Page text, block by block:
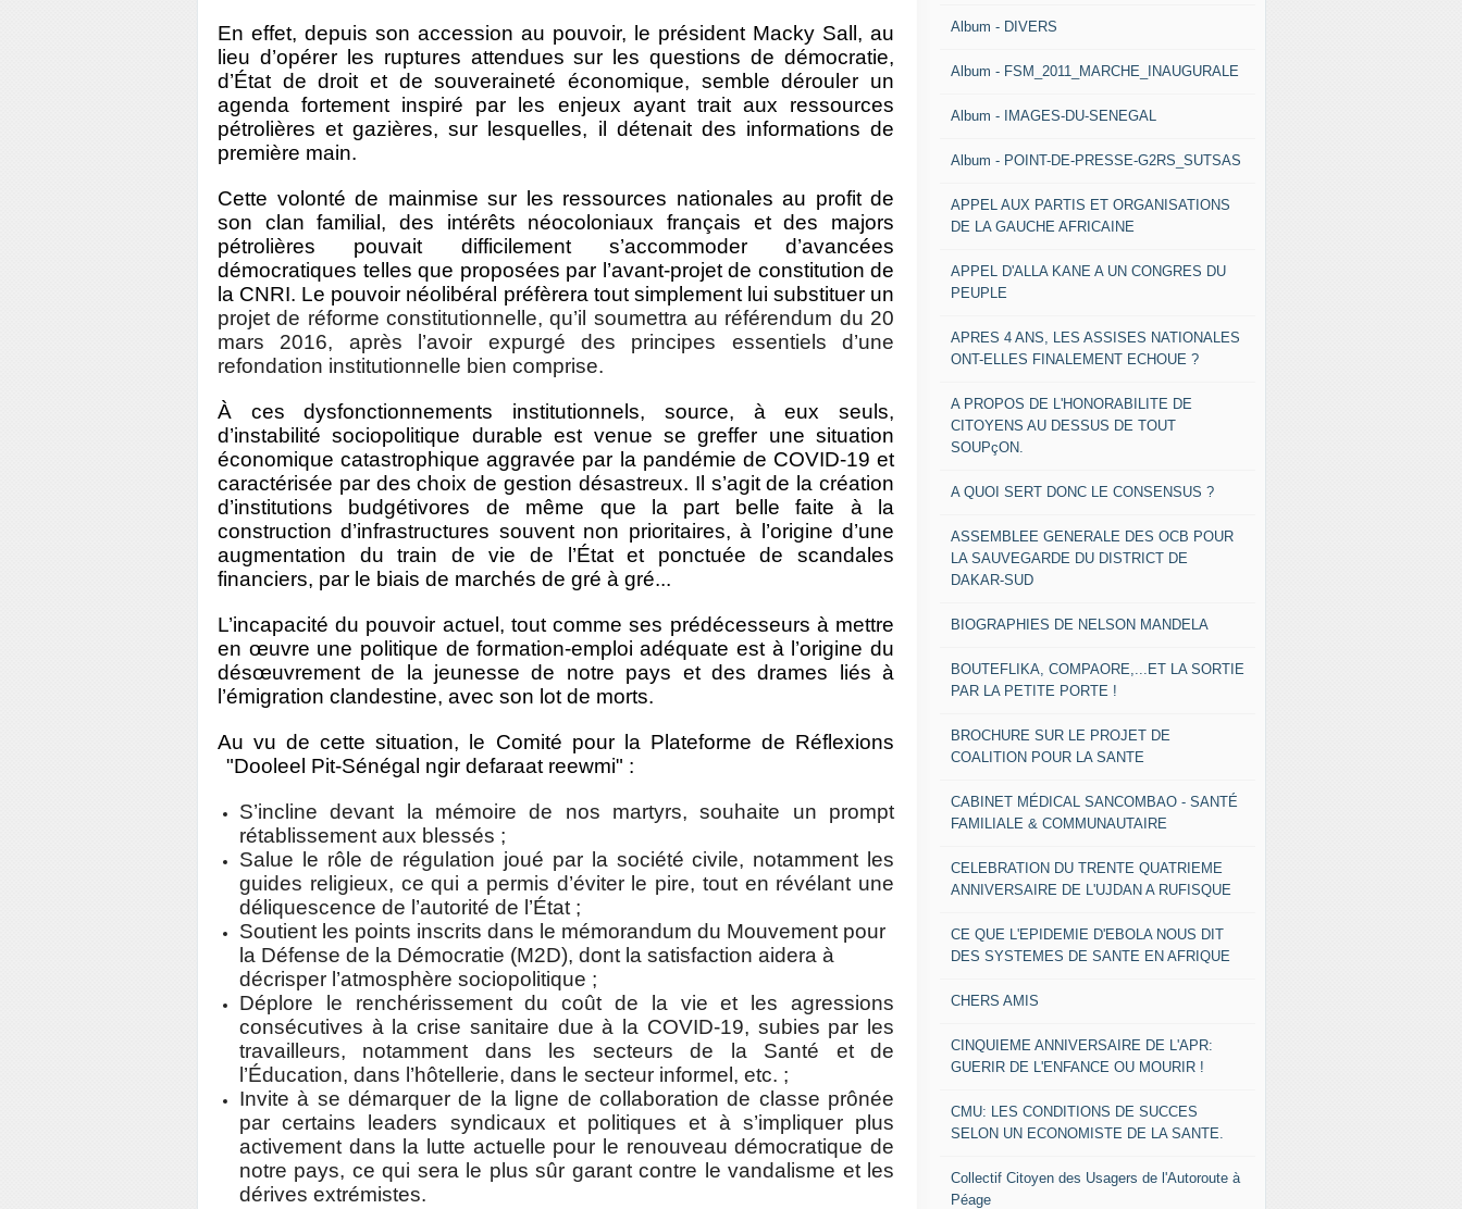
En effet, depuis son accession au pouvoir, le président Macky Sall, au
lieu d’opérer les ruptures attendues sur les questions de démocratie,
d’État de droit et de souveraineté économique, semble dérouler un
agenda fortement inspiré par les enjeux ayant trait aux ressources
pétrolières et gazières, sur lesquelles, il détenait des informations de
première main.
Cette volonté de mainmise sur les ressources nationales au profit de
son clan familial, des intérêts néocoloniaux français et des majors
pétrolières pouvait difficilement s’accommoder d’avancées
démocratiques telles que proposées par l’avant-projet de constitution de
la CNRI. Le pouvoir néolibéral préfèrera tout simplement lui substituer un
projet de réforme constitutionnelle, qu’il soumettra au référendum du 20
mars 2016, après l’avoir expurgé des principes essentiels d’une
refondation institutionnelle bien comprise.
À ces dysfonctionnements institutionnels, source, à eux seuls,
d’instabilité sociopolitique durable est venue se greffer une situation
économique catastrophique aggravée par la pandémie de COVID-19 et
caractérisée par des choix de gestion désastreux. Il s’agit de la création
d’institutions budgétivores de même que la part belle faite à la
construction d’infrastructures souvent non prioritaires, à l’origine d’une
augmentation du train de vie de l’État et ponctuée de scandales
financiers, par le biais de marchés de gré à gré...
L’incapacité du pouvoir actuel, tout comme ses prédécesseurs à mettre
en œuvre une politique de formation-emploi adéquate est à l’origine du
désœuvrement de la jeunesse de notre pays et des drames liés à
l’émigration clandestine, avec son lot de morts.
Au vu de cette situation, le Comité pour la Plateforme de Réflexions
"Dooleel Pit-Sénégal ngir defaraat reewmi" :
S’incline devant la mémoire de nos martyrs, souhaite un prompt
rétablissement aux blessés ;
Salue le rôle de régulation joué par la société civile, notamment les
guides religieux, ce qui a permis d’éviter le pire, tout en révélant une
déliquescence de l’autorité de l’État ;
Soutient les points inscrits dans le mémorandum du Mouvement pour
la Défense de la Démocratie (M2D), dont la satisfaction aidera à
décrisper l’atmosphère sociopolitique ;
Déplore le renchérissement du coût de la vie et les agressions
consécutives à la crise sanitaire due à la COVID-19, subies par les
travailleurs, notamment dans les secteurs de la Santé et de
l’Éducation, dans l’hôtellerie, dans le secteur informel, etc. ;
Invite à se démarquer de la ligne de collaboration de classe prônée
par certains leaders syndicaux et politiques et à s’impliquer plus
activement dans la lutte actuelle pour le renouveau démocratique de
notre pays, ce qui sera le plus sûr garant contre le vandalisme et les
dérives extrémistes.
Album - DIVERS
Album - FSM_2011_MARCHE_INAUGURALE
Album - IMAGES-DU-SENEGAL
Album - POINT-DE-PRESSE-G2RS_SUTSAS
APPEL AUX PARTIS ET ORGANISATIONS
DE LA GAUCHE AFRICAINE
APPEL D'ALLA KANE A UN CONGRES DU
PEUPLE
APRES 4 ANS, LES ASSISES NATIONALES
ONT-ELLES FINALEMENT ECHOUE ?
A PROPOS DE L'HONORABILITE DE
CITOYENS AU DESSUS DE TOUT
SOUPçON.
A QUOI SERT DONC LE CONSENSUS ?
ASSEMBLEE GENERALE DES OCB POUR
LA SAUVEGARDE DU DISTRICT DE
DAKAR-SUD
BIOGRAPHIES DE NELSON MANDELA
BOUTEFLIKA, COMPAORE,...ET LA SORTIE
PAR LA PETITE PORTE !
BROCHURE SUR LE PROJET DE
COALITION POUR LA SANTE
CABINET MÉDICAL SANCOMBAO - SANTÉ
FAMILIALE & COMMUNAUTAIRE
CELEBRATION DU TRENTE QUATRIEME
ANNIVERSAIRE DE L'UJDAN A RUFISQUE
CE QUE L'EPIDEMIE D'EBOLA NOUS DIT
DES SYSTEMES DE SANTE EN AFRIQUE
CHERS AMIS
CINQUIEME ANNIVERSAIRE DE L'APR:
GUERIR DE L'ENFANCE OU MOURIR !
CMU: LES CONDITIONS DE SUCCES
SELON UN ECONOMISTE DE LA SANTE.
Collectif Citoyen des Usagers de l'Autoroute à
Péage